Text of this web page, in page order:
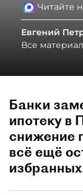
Читайте
Евгений
Все
Банки
ипотеку в
снижение
всё ещё